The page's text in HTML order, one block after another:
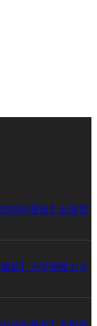
年最新】出張買
新】大学受験おす